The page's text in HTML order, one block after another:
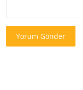
Yorum Gönder